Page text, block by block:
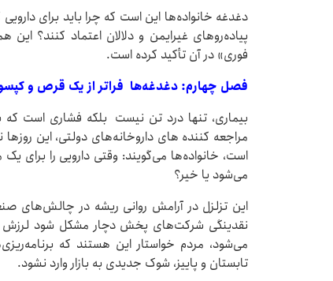
دغدغه خانواده‌ها این است که چرا باید برای
پیاده‌روهای غیرایمن و دلالان اعتماد کنند؟
فوری» در آن تأکید کرده است.
فصل چهارم: دغدغه‌ها فراتر از یک قرص و
بیماری، تنها درد تن نیست بلکه فشاری است که
مراجعه کننده های داروخانه‌های دولتی، این
است، خانواده‌ها می‌گویند: وقتی دارویی را برای یک
می‌شود یا خیر؟
این تزلزل در آرامش روانی ریشه در چالش‌های
نقدینگی شرکت‌های پخش دچار مشکل شود لرزش
می‌شود، مردم خواستار این هستند که
تابستان و پاییز، شوک جدیدی به بازار وارد نشود.